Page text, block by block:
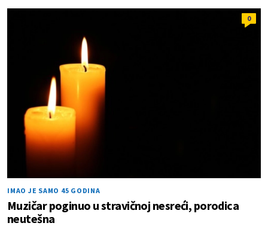
0
IMAO JE SAMO 45 GODINA
Muzičar poginuo u stravičnoj nesreći, porodica
neutešna